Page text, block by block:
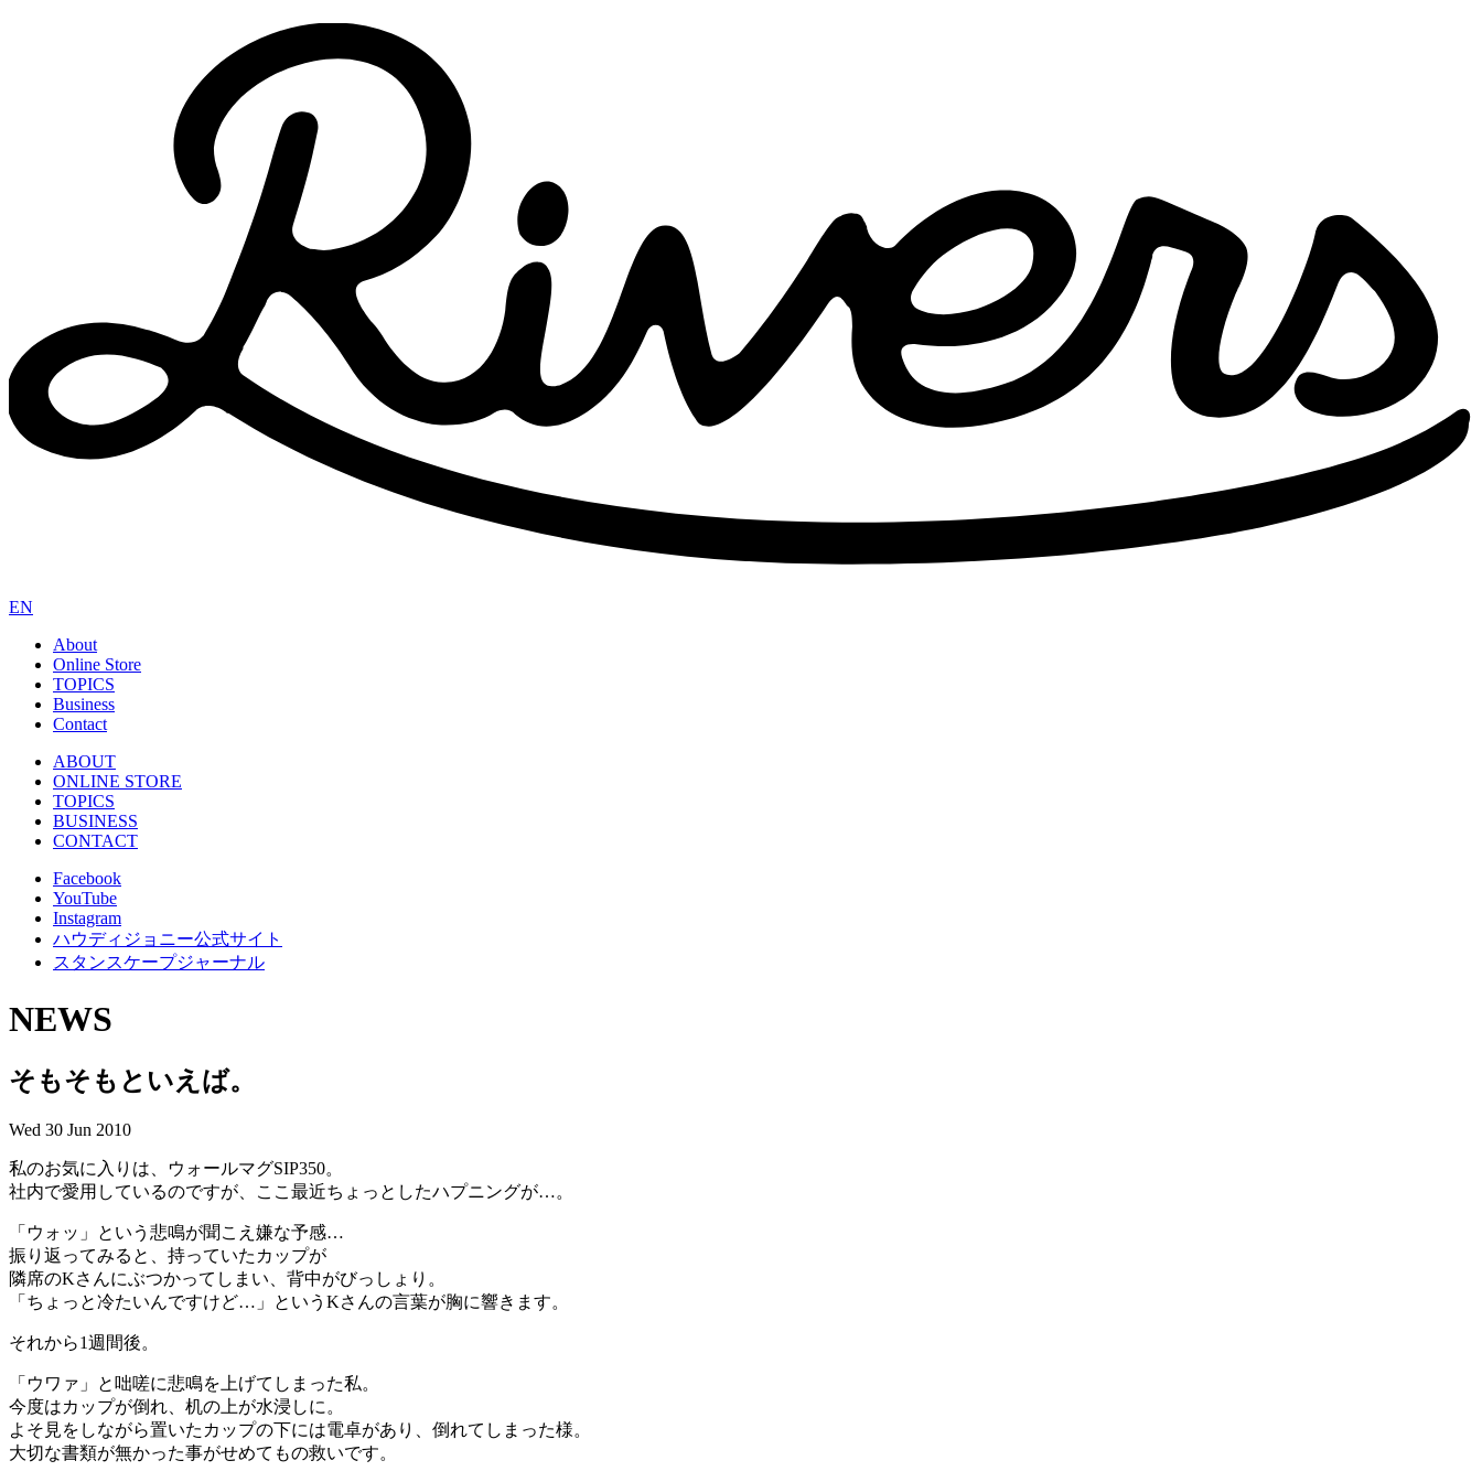
EN
About
Online Store
TOPICS
Business
Contact
ABOUT
ONLINE STORE
TOPICS
BUSINESS
CONTACT
Facebook
YouTube
Instagram
ハウディジョニー公式サイト
スタンスケープジャーナル
NEWS
そもそもといえば。
Wed 30 Jun 2010
私のお気に入りは、ウォールマグSIP350。
社内で愛用しているのですが、ここ最近ちょっとしたハプニングが…。
「ウォッ」という悲鳴が聞こえ嫌な予感…
振り返ってみると、持っていたカップが
隣席のKさんにぶつかってしまい、背中がびっしょり。
「ちょっと冷たいんですけど…」というKさんの言葉が胸に響きます。
それから1週間後。
「ウワァ」と咄嗟に悲鳴を上げてしまった私。
今度はカップが倒れ、机の上が水浸しに。
よそ見をしながら置いたカップの下には電卓があり、倒れてしまった様。
大切な書類が無かった事がせめてもの救いです。